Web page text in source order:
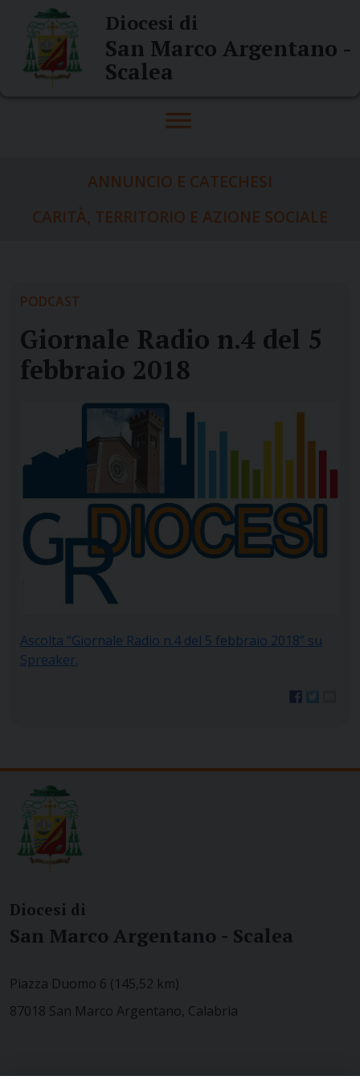
content
Diocesi di
San Marco Argentano -
Scalea
ANNUNCIO E CATECHESI
CARITÀ, TERRITORIO E AZIONE SOCIALE
PODCAST
Giornale Radio n.4 del 5
febbraio 2018
Ascolta “Giornale Radio n.4 del 5 febbraio 2018” su
Spreaker.
Diocesi di
San Marco Argentano - Scalea
Piazza Duomo 6 (145,52 km)
87018 San Marco Argentano, Calabria